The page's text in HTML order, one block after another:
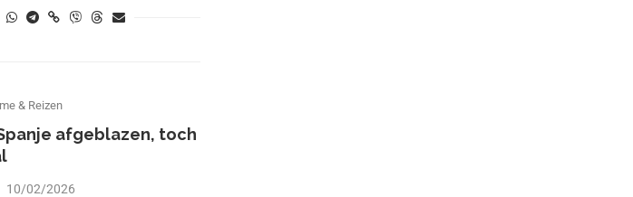
& Reizen
afgeblazen, toch
10/02/2026